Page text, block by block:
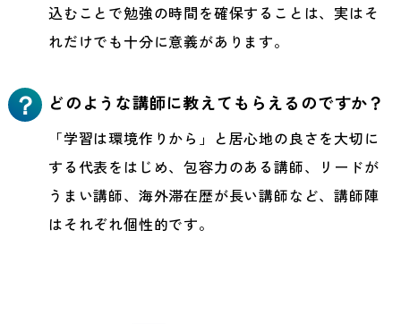
込むことで勉強の時間を確保することは、実はそ
れだけでも十分に意義があります。
？ どのような講師に教えてもらえるのですか？
「学習は環境作りから」と居心地の良さを大切に
する代表をはじめ、包容力のある講師、リードが
うまい講師、海外滞在歴が長い講師など、講師陣
はそれぞれ個性的です。